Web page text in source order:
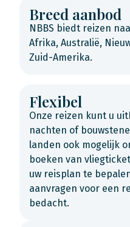
Breed aanbod
NBBS biedt reizen
Afrika, Australië,
Zuid-Amerika.
Flexibel
Onze reizen kunt u
nachten of
landen ook mogelijk
boeken van
uw reisplan te
aanvragen voor een
bedacht.